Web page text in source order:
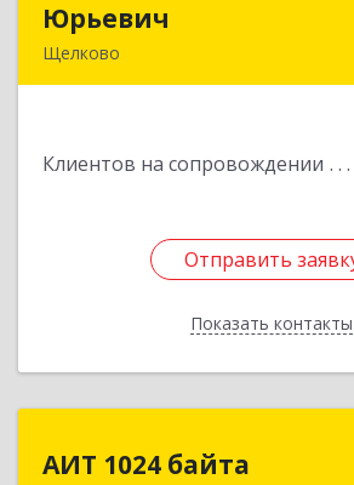
Юрьевич
Щелково
Клиентов на сопровождении
Отправить
Показать контакты
Отправить
Назад
АИТ 1024 байта